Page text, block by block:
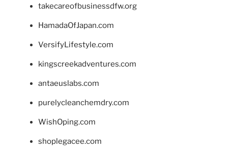
takecareofbusinessdfw.org
HamadaOfJapan.com
VersifyLifestyle.com
kingscreekadventures.com
antaeuslabs.com
purelycleanchemdry.com
WishOping.com
shoplegacee.com